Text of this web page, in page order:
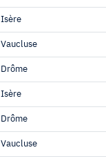
Isère
Vaucluse
Drôme
Isère
Drôme
Vaucluse